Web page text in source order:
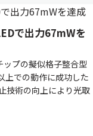
で出力67mWを
プの擬似格子整合型
上での動作に成功した
技術の向上により光取